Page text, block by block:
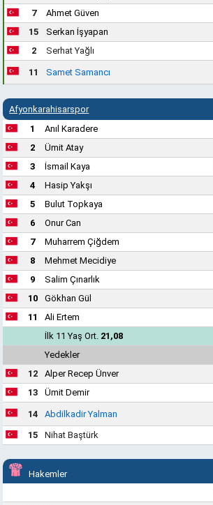
7
Ahmet Güven
15
Serkan İşyapan
2
Serhat Yağlı
11 Samet Samancı
Afyonkarahisarspor
1
Anıl Karadere
2
Ümit Atay
3
İsmail Kaya
4
Hasip Yakşı
5
Bulut Topkaya
6
Onur Can
7
Muharrem Çiğdem
8
Mehmet Mecidiye
9
Salim Çınarlık
10
Gökhan Gül
11
Ali Ertem
İlk 11 Yaş Ort. 21,08
Yedekler
12
Alper Recep Ünver
13
Ümit Demir
14
Abdilkadir Yalman
15
Nihat Baştürk
Hakemler